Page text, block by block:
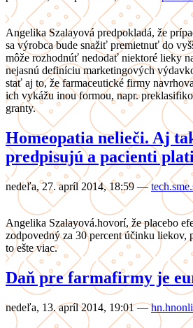
Angelika Szalayová predpokladá, že
sa výrobca bude snažiť premietnuť do
môže rozhodnúť nedodať niektoré lieky
nejasnú definíciu marketingových
stať aj to, že farmaceutické firmy
ich vykážu inou formou, napr.
granty.
Homeopatia nelieči. Aj
predpisujú a pacienti
nedeľa, 27. apríl 2014, 18:59 —
Angelika Szalayová.hovorí, že placebo
zodpovedný za 30 percent účinku liekov,
to ešte viac.
Daň pre farmafirmy je
nedeľa, 13. apríl 2014, 19:01 —